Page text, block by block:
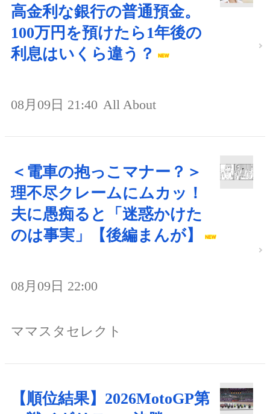
高金利な銀行の普通預金。
100万円を預けたら1年後の
利息はいくら違う？
08月09日 21:40 All About
＜電車の抱っこマナー？＞
理不尽クレームにムカッ！
夫に愚痴ると「迷惑かけた
のは事実」【後編まんが】
08月09日 22:00
ママスタセレクト
【順位結果】2026MotoGP第